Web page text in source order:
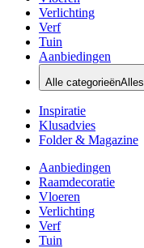
Verlichting
Verf
Tuin
Aanbiedingen
Alle categorieënAlles
Inspiratie
Klusadvies
Folder & Magazine
Aanbiedingen
Raamdecoratie
Vloeren
Verlichting
Verf
Tuin